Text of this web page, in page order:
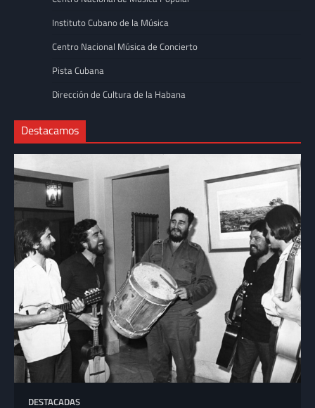
Instituto Cubano de la Música
Centro Nacional Música de Concierto
Pista Cubana
Dirección de Cultura de la Habana
Destacamos
DESTACADAS